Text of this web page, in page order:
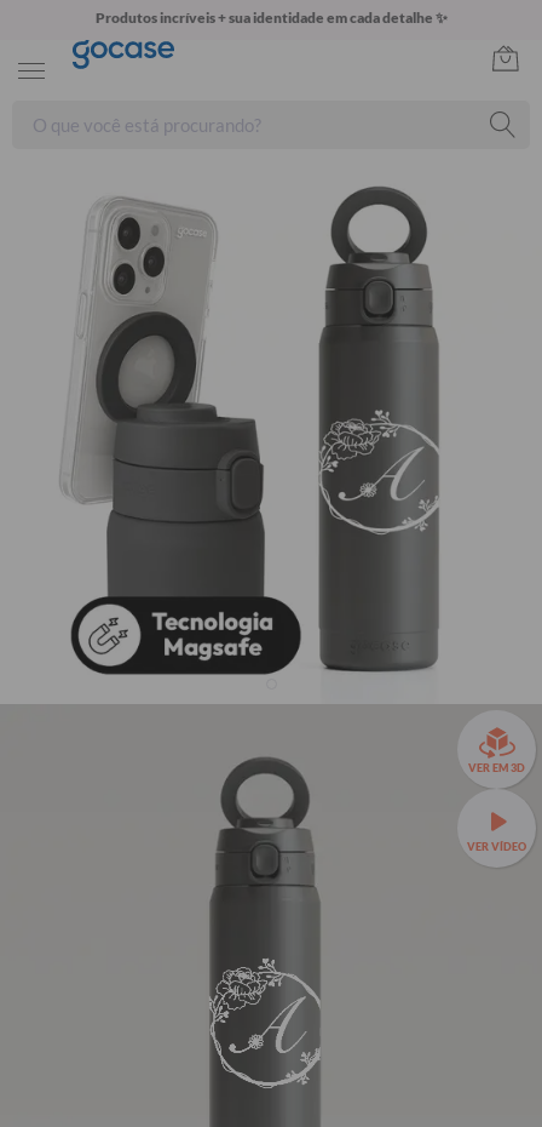
Produtos incríveis + sua identidade em cada detalhe ✨
VER EM 3D
VER VÍDEO
A
Garrafa Térmica Magsafe + Ebook - Monograma
3x de R$76,63 sem juros
avaliações
Garrafa Térmica Magsafe a partir de R$199,90!